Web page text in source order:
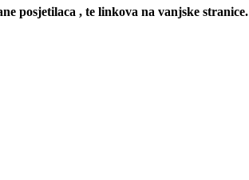
posjetilaca , te linkova na vanjske stranice.